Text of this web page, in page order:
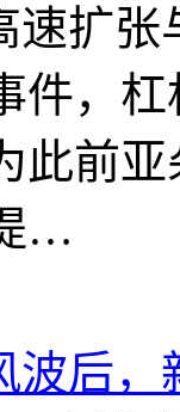
速扩
件，
此前
…
波后